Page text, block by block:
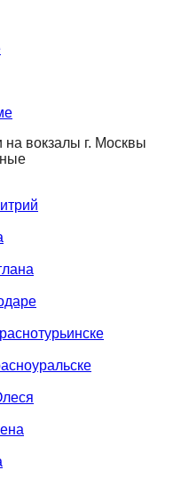
вокзалы г. Москвы